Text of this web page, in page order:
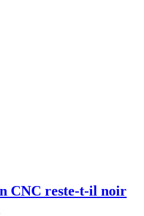
CNC reste-t-il noir